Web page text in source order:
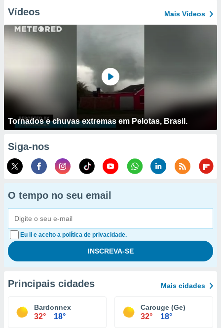
Vídeos Mais Vídeos
Tornados e chuvas extremas em Pelotas, Brasil.
Siga-nos
O tempo no seu email
Eu li e aceito a política de privacidade.
Principais cidades Mais cidades
Bardonnex
32° 18°
Carouge (Ge)
32° 18°